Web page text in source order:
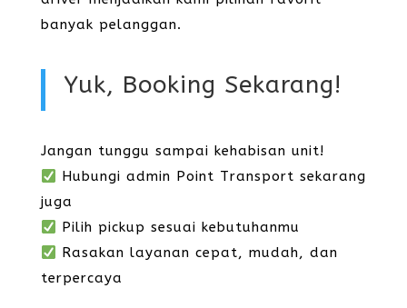
banyak pelanggan.
Yuk, Booking Sekarang!
Jangan tunggu sampai kehabisan unit!
Hubungi admin Point Transport sekarang
juga
Pilih pickup sesuai kebutuhanmu
Rasakan layanan cepat, mudah, dan
terpercaya